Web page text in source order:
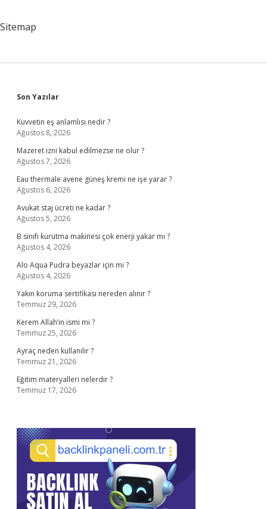
Sitemap
Sidebar
Son Yazılar
Kuvvetin eş anlamlısı nedir ?
Ağustos 8, 2026
Mazeret izni kabul edilmezse ne olur ?
Ağustos 7, 2026
Eau thermale avene güneş kremi ne işe yarar ?
Ağustos 6, 2026
Avukat staj ücreti ne kadar ?
Ağustos 5, 2026
B sınıfı kurutma makinesi çok enerji yakar mı ?
Ağustos 4, 2026
Alo Aqua Pudra beyazlar için mi ?
Ağustos 4, 2026
Yakın koruma sertifikası nereden alınır ?
Temmuz 29, 2026
Kerem Allah’ın ismi mi ?
Temmuz 25, 2026
Ayraç neden kullanılır ?
Temmuz 21, 2026
Eğitim materyalleri nelerdir ?
Temmuz 17, 2026